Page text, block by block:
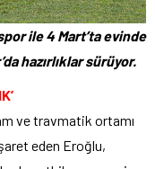
ile 4 Mart’ta evinde
hazırlıklar sürüyor.
ve travmatik ortamı
eden Eroğlu,